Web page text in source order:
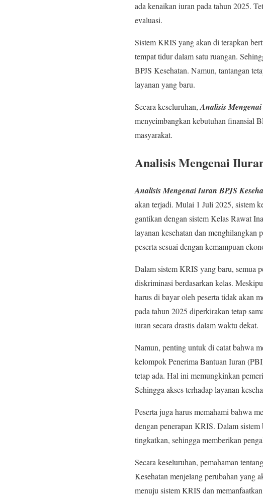
ada kenaikan iuran pada tahun 2025.
evaluasi.
Sistem KRIS yang akan di terapkan
tempat tidur dalam satu ruangan.
BPJS Kesehatan. Namun, tantangan
layanan yang baru.
Secara keseluruhan, Analisis Mengenai
menyeimbangkan kebutuhan finansial
masyarakat.
Analisis Mengenai
Analisis Mengenai Iuran BPJS
akan terjadi. Mulai 1 Juli 2025, sistem
gantikan dengan sistem Kelas Rawat
layanan kesehatan dan menghilangkan
peserta sesuai dengan kemampuan
Dalam sistem KRIS yang baru, semua
diskriminasi berdasarkan kelas.
harus di bayar oleh peserta tidak akan
pada tahun 2025 diperkirakan tetap
iuran secara drastis dalam waktu dekat.
Namun, penting untuk di catat bahwa
kelompok Penerima Bantuan Iuran
tetap ada. Hal ini memungkinkan
Sehingga akses terhadap layanan
Peserta juga harus memahami bahwa
dengan penerapan KRIS. Dalam
tingkatkan, sehingga memberikan
Secara keseluruhan, pemahaman
Kesehatan menjelang perubahan yang
menuju sistem KRIS dan